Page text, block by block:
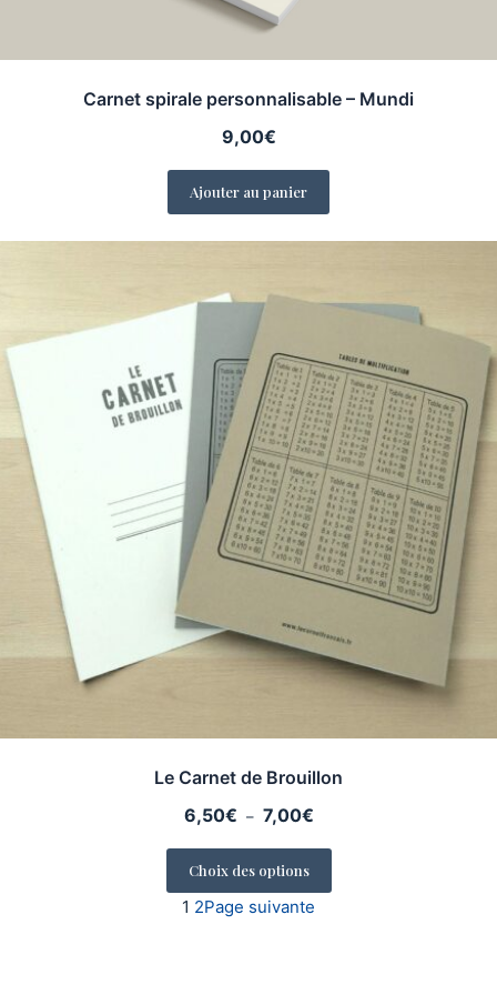
Carnet spirale personnalisable – Mundi
9,00€
Ajouter au panier
Le Carnet de Brouillon
6,50€ – 7,00€Plage
à
Choix des options
1 2Page suivante